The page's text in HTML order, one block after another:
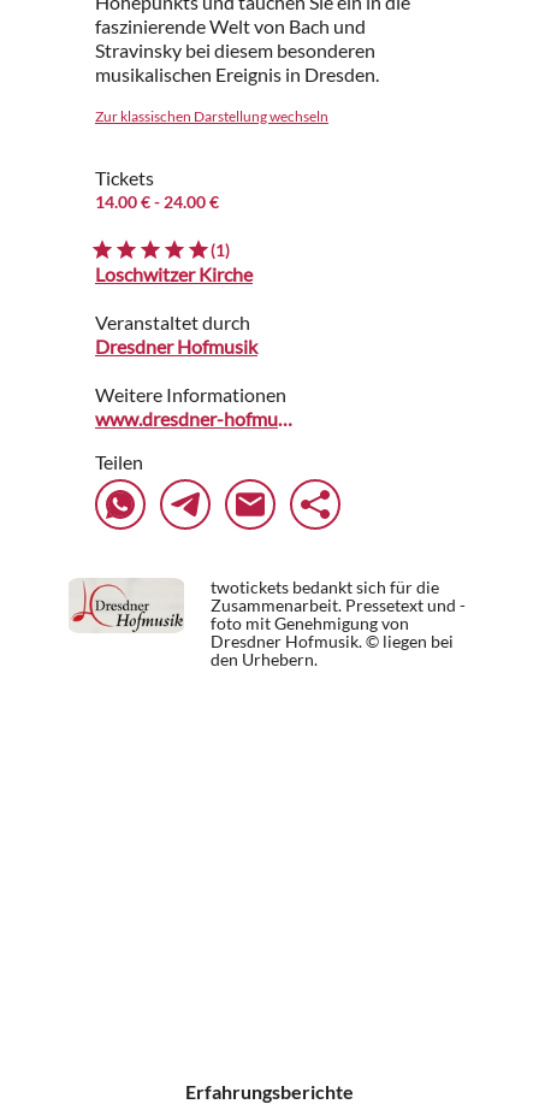
faszinierende Welt von Bach und
Stravinsky bei diesem besonderen
musikalischen Ereignis in Dresden.
Zur klassischen Darstellung wechseln
Tickets
14.00 €- 24.00 €
(1)
Loschwitzer Kirche
Veranstaltet durch
Dresdner Hofmusik
Weitere Informationen
www.dresdner-hofmusik.de
Teilen
twotickets bedankt sich für die
Zusammenarbeit. Pressetext und -
foto mit Genehmigung von
Dresdner Hofmusik. © liegen bei
den Urhebern.
Erfahrungsberichte